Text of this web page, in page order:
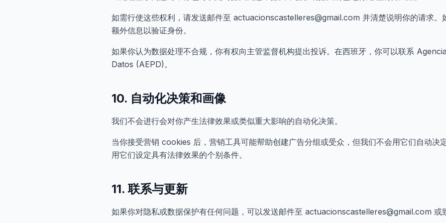
如需行使这些权利，请发送邮件至 actuacionscastelleres@gmail.com 并清楚说明你的请求。
额外信息以验证身份。
如果你认为数据处理不合规，你有权向主管监督机构提出投诉。在西班牙，你可以联系
Datos (AEPD)。
10. 自动化决策和画像
我们不会进行会对你产生法律效果或类似重大影响的自动化决策。
当你接受营销 cookies 后，营销工具可能帮助创建广告分组或受众，但我们不会用它们自动决
用它们设定具有法律效果的个别条件。
11. 联系与更新
如果你对隐私或数据保护有任何问题，可以发送邮件至 actuacionscastelleres@gmail.com